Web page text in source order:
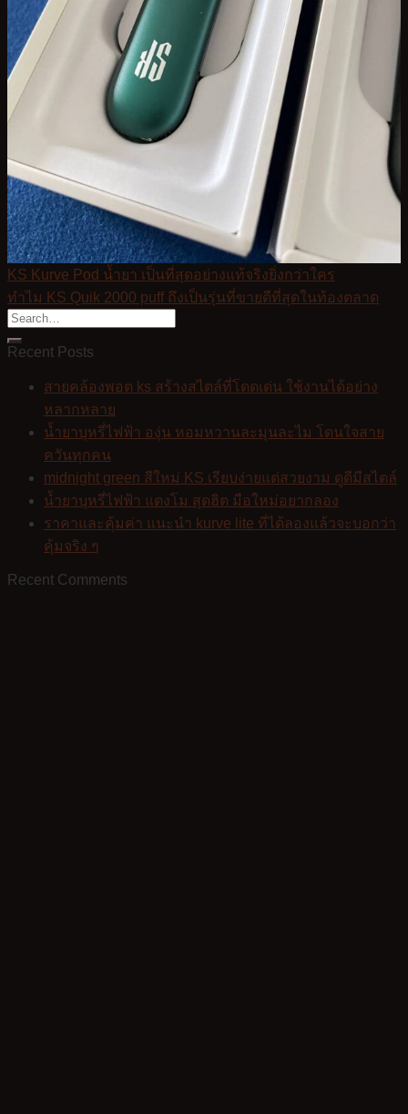
KS Kurve Pod น้ำยา เป็นที่สุดอย่างแท้จริงยิ่งกว่าใคร
ทำไม KS Quik 2000 puff ถึงเป็นรุ่นที่ขายดีที่สุดในท้องตลาด
Recent Posts
สายคล้องพอต ks สร้างสไตล์ที่โดดเด่น ใช้งานได้อย่าง
หลากหลาย
น้ำยาบุหรี่ไฟฟ้า องุ่น หอมหวานละมุนละไม โดนใจสาย
ควันทุกคน
midnight green สีใหม่ KS เรียบง่ายแต่สวยงาม ดูดีมีสไตล์
น้ำยาบุหรี่ไฟฟ้า แตงโม สุดฮิต มือใหม่อยากลอง
ราคาและคุ้มค่า แนะนำ kurve lite ที่ได้ลองแล้วจะบอกว่า
คุ้มจริง ๆ
Recent Comments